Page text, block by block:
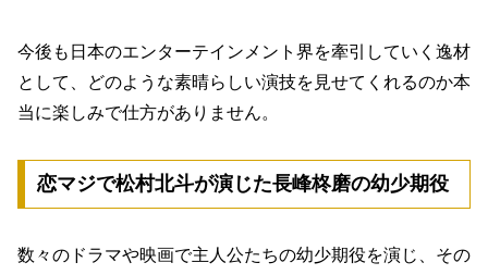
今後も日本のエンターテインメント界を牽引していく逸材
として、どのような素晴らしい演技を見せてくれるのか本
当に楽しみで仕方がありません。
恋マジで松村北斗が演じた長峰柊磨の幼少期役
数々のドラマや映画で主人公たちの幼少期役を演じ、その